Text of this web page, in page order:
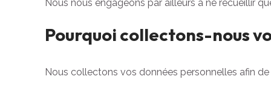
Nous nous engageons par ailleurs à ne recueillir
Pourquoi collectons-nous
Nous collectons vos données personnelles afin de